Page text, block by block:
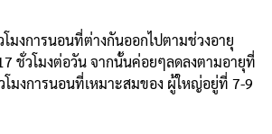
มงการนอนที่ต่างกันออกไปตามช่วงอายุ
ชั่วโมงต่อวัน จากนั้นค่อยๆลดลงตามอายุที่
โมงการนอนที่เหมาะสมของ ผู้ใหญ่อยู่ที่ 7-9